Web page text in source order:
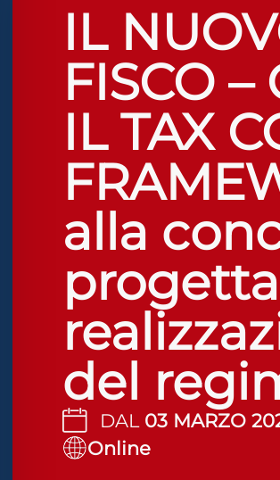
IL
FISCO –
IL TAX
alla
del
DAL 03 MARZO
Online
sicuro contro le crisi
adatta all'ADHD
sicura per epilessia